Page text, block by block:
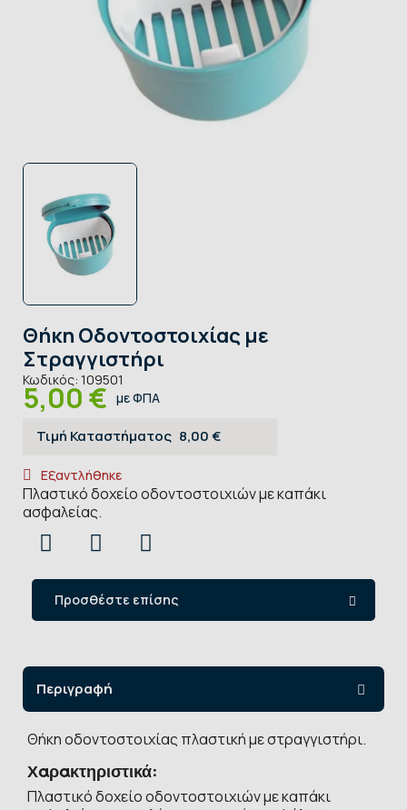
Θήκη Οδοντοστοιχίας με
Στραγγιστήρι
Κωδικός: 109501
5,00 € με ΦΠΑ
Τιμή Καταστήματος 8,00 €
Εξαντλήθηκε
Πλαστικό δοχείο οδοντοστοιχιών με καπάκι
ασφαλείας.
Προσθέστε επίσης
Περιγραφή
Θήκη οδοντοστοιχίας πλαστική με στραγγιστήρι.
Χαρακτηριστικά:
Πλαστικό δοχείο οδοντοστοιχιών με καπάκι